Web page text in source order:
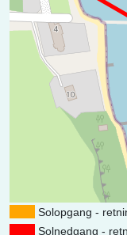
Solopgang -
Solnedgang -